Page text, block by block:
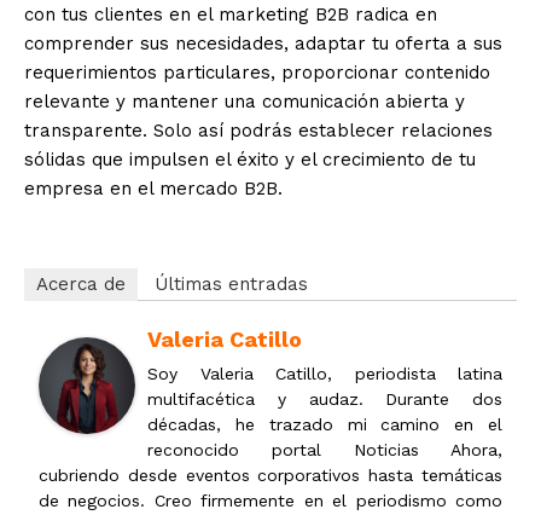
con tus clientes en el marketing B2B radica en
comprender sus necesidades, adaptar tu oferta a sus
requerimientos particulares, proporcionar contenido
relevante y mantener una comunicación abierta y
transparente. Solo así podrás establecer relaciones
sólidas que impulsen el éxito y el crecimiento de tu
empresa en el mercado B2B.
Acerca de Últimas entradas
Valeria Catillo
Soy Valeria Catillo, periodista latina
multifacética y audaz. Durante dos
décadas, he trazado mi camino en el
reconocido portal Noticias Ahora,
cubriendo desde eventos corporativos hasta temáticas
de negocios. Creo firmemente en el periodismo como